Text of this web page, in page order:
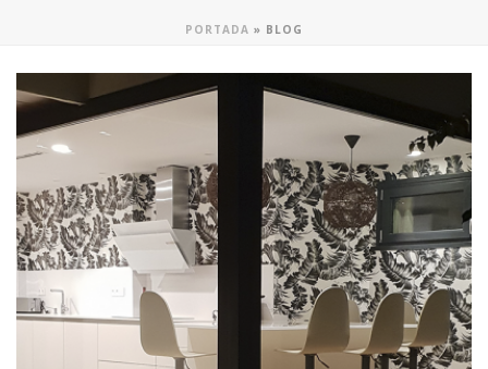
PORTADA » BLOG